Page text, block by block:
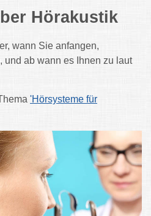
Hörakustik
wann Sie anfangen,
und ab wann es Ihnen zu laut
'Hörsysteme für